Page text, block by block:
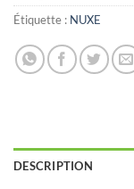
Étiquette : NUXE
DESCRIPTION